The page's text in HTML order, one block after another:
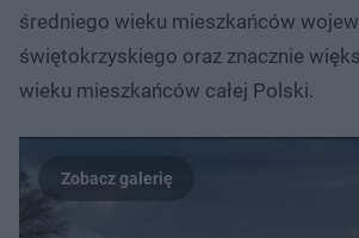
średniego wieku mieszkańców
świętokrzyskiego oraz znacznie
wieku mieszkańców całej Polski.